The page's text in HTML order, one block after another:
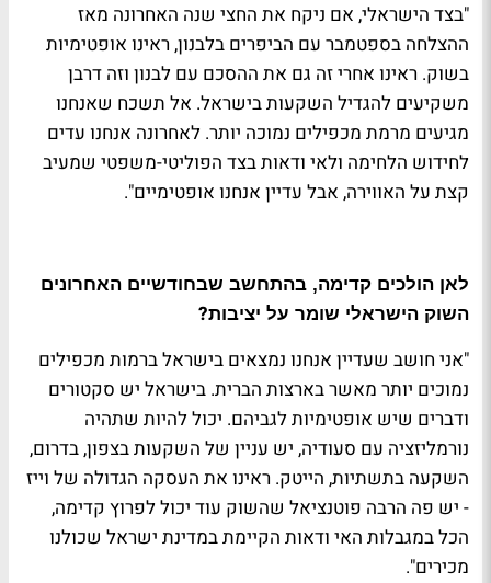
"בצד הישראלי, אם ניקח את החצי שנה האחרונה מאז
ההצלחה בספטמבר עם הביפרים בלבנון, ראינו אופטימיות
בשוק. ראינו אחרי זה גם את ההסכם עם לבנון וזה דרבן
משקיעים להגדיל השקעות בישראל. אל תשכח שאנחנו
מגיעים מרמת מכפילים נמוכה יותר. לאחרונה אנחנו עדים
לחידוש הלחימה ולאי ודאות בצד הפוליטי-משפטי שמעיב
קצת על האווירה, אבל עדיין אנחנו אופטימיים".
לאן הולכים קדימה, בהתחשב שבחודשיים האחרונים
השוק הישראלי שומר על יציבות?
"אני חושב שעדיין אנחנו נמצאים בישראל ברמות מכפילים
נמוכים יותר מאשר בארצות הברית. בישראל יש סקטורים
ודברים שיש אופטימיות לגביהם. יכול להיות שתהיה
נורמליזציה עם סעודיה, יש עניין של השקעות בצפון, בדרום,
השקעה בתשתיות, הייטק. ראינו את העסקה הגדולה של וייז
- יש פה הרבה פוטנציאל שהשוק עוד יכול לפרוץ קדימה,
הכל במגבלות האי ודאות הקיימת במדינת ישראל שכולנו
מכירים".